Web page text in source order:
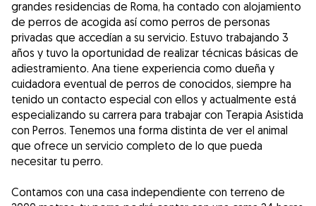
grandes residencias de Roma, ha contado con alojamiento
de perros de acogida así como perros de personas
privadas que accedían a su servicio. Estuvo trabajando 3
años y tuvo la oportunidad de realizar técnicas básicas de
adiestramiento. Ana tiene experiencia como dueña y
cuidadora eventual de perros de conocidos, siempre ha
tenido un contacto especial con ellos y actualmente está
especializando su carrera para trabajar con Terapia Asistida
con Perros. Tenemos una forma distinta de ver el animal
que ofrece un servicio completo de lo que pueda
necesitar tu perro.
Contamos con una casa independiente con terreno de